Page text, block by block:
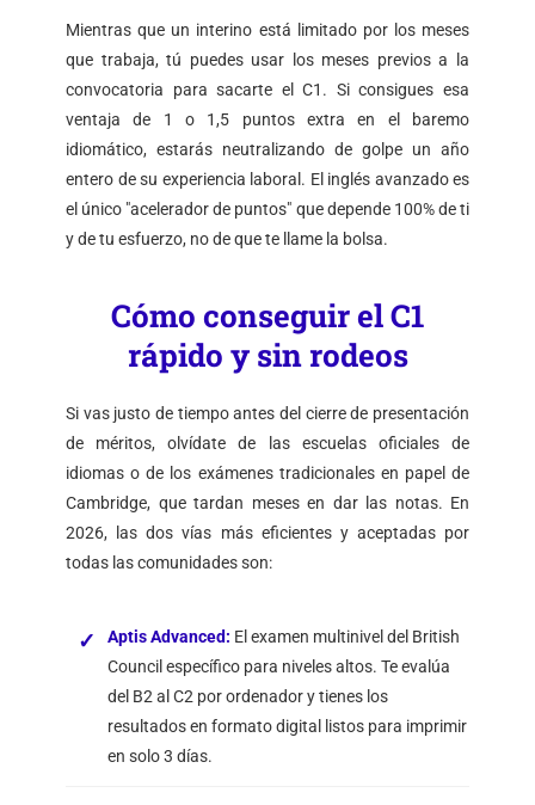
Mientras que un interino está limitado por los meses
que trabaja, tú puedes usar los meses previos a la
convocatoria para sacarte el C1. Si consigues esa
ventaja de 1 o 1,5 puntos extra en el baremo
idiomático, estarás neutralizando de golpe un año
entero de su experiencia laboral. El inglés avanzado es
el único "acelerador de puntos" que depende 100% de ti
y de tu esfuerzo, no de que te llame la bolsa.
Cómo conseguir el C1
rápido y sin rodeos
Si vas justo de tiempo antes del cierre de presentación
de méritos, olvídate de las escuelas oficiales de
idiomas o de los exámenes tradicionales en papel de
Cambridge, que tardan meses en dar las notas. En
2026, las dos vías más eficientes y aceptadas por
todas las comunidades son:
Aptis Advanced: El examen multinivel del British
Council específico para niveles altos. Te evalúa
del B2 al C2 por ordenador y tienes los
resultados en formato digital listos para imprimir
en solo 3 días.